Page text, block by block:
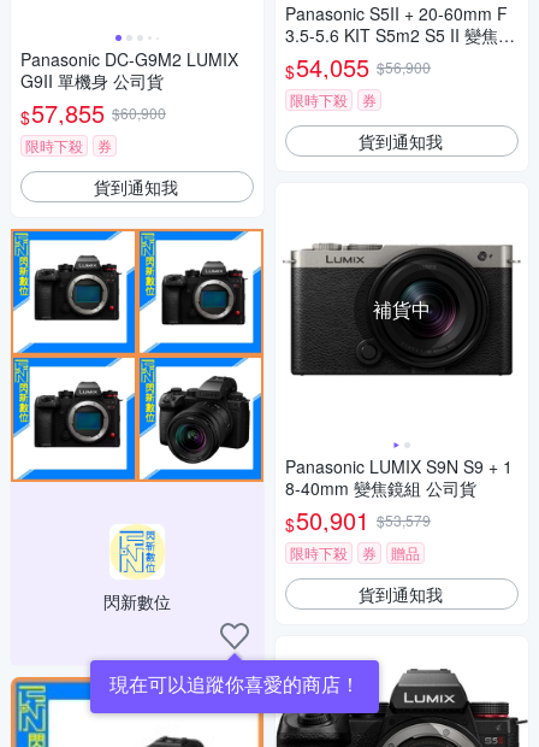
Panasonic DC-G9M2 LUMIX
G9II 單機身 公司貨
$57,855 $60,900
限時下殺
券
貨到通知我
閃新數位
現在可以追蹤你喜愛的商店！
Panasonic S5II + 20-60mm F
3.5-5.6 KIT S5m2 S5 II 變焦鏡
組 公司貨
$54,055 $56,900
限時下殺
券
貨到通知我
補貨中
Panasonic LUMIX S9N S9 + 1
8-40mm 變焦鏡組 公司貨
$50,901 $53,579
限時下殺
券 贈品
貨到通知我